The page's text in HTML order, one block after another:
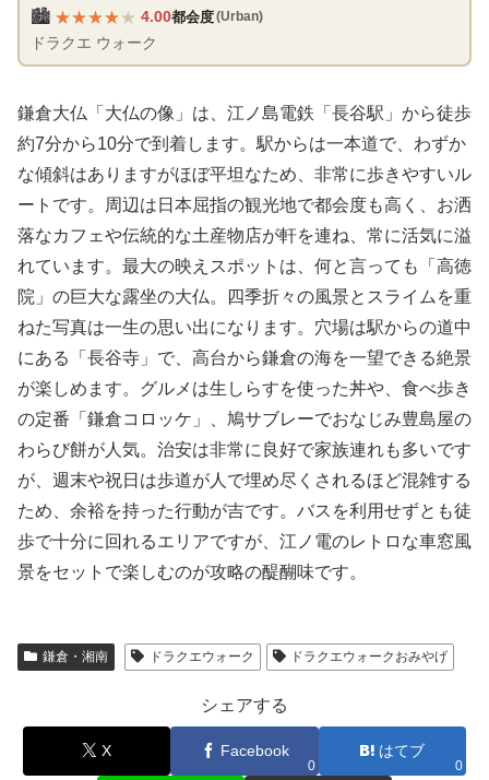
🏙️ ★★★★★ 4.00都会度(Urban)
ドラクエ ウォーク
鎌倉大仏「大仏の像」は、江ノ島電鉄「長谷駅」から徒歩
約7分から10分で到着します。駅からは一本道で、わずか
な傾斜はありますがほぼ平坦なため、非常に歩きやすいル
ートです。周辺は日本屈指の観光地で都会度も高く、お洒
落なカフェや伝統的な土産物店が軒を連ね、常に活気に溢
れています。最大の映えスポットは、何と言っても「高徳
院」の巨大な露坐の大仏。四季折々の風景とスライムを重
ねた写真は一生の思い出になります。穴場は駅からの道中
にある「長谷寺」で、高台から鎌倉の海を一望できる絶景
が楽しめます。グルメは生しらすを使った丼や、食べ歩き
の定番「鎌倉コロッケ」、鳩サブレーでおなじみ豊島屋の
わらび餅が人気。治安は非常に良好で家族連れも多いです
が、週末や祝日は歩道が人で埋め尽くされるほど混雑する
ため、余裕を持った行動が吉です。バスを利用せずとも徒
歩で十分に回れるエリアですが、江ノ電のレトロな車窓風
景をセットで楽しむのが攻略の醍醐味です。
鎌倉・湘南 ドラクエウォーク ドラクエウォークおみやげ
シェアする
X Facebook
0
はてブ
0